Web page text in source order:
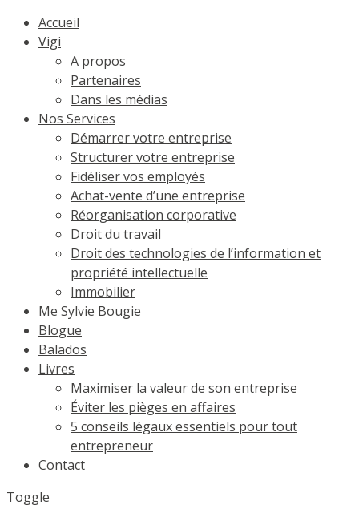
Accueil
Vigi
A propos
Partenaires
Dans les médias
Nos Services
Démarrer votre entreprise
Structurer votre entreprise
Fidéliser vos employés
Achat-vente d’une entreprise
Réorganisation corporative
Droit du travail
Droit des technologies de l’information et
propriété intellectuelle
Immobilier
Me Sylvie Bougie
Blogue
Balados
Livres
Maximiser la valeur de son entreprise
Éviter les pièges en affaires
5 conseils légaux essentiels pour tout
entrepreneur
Contact
Toggle